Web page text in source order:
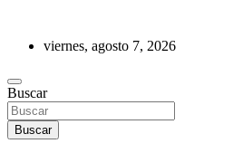
contenidoviernes, agosto 7, 2026
REVISTA DE PRENSA
Buscar
Buscar